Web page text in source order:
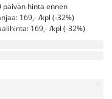
päivän hinta ennen
169,- /kpl (-32%)
169,- /kpl (-32%)